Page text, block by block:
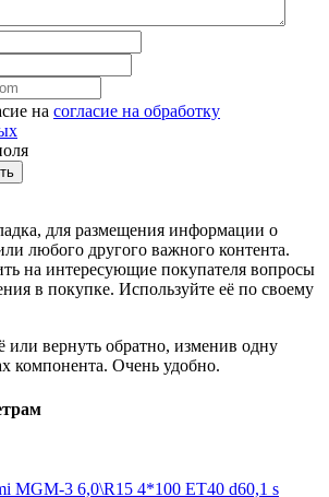
на согласие на обработку
для размещения информации о
любого другого важного контента.
на интересующие покупателя вопросы
в покупке. Используйте её по своему
или вернуть обратно, изменив одну
компонента. Очень удобно.